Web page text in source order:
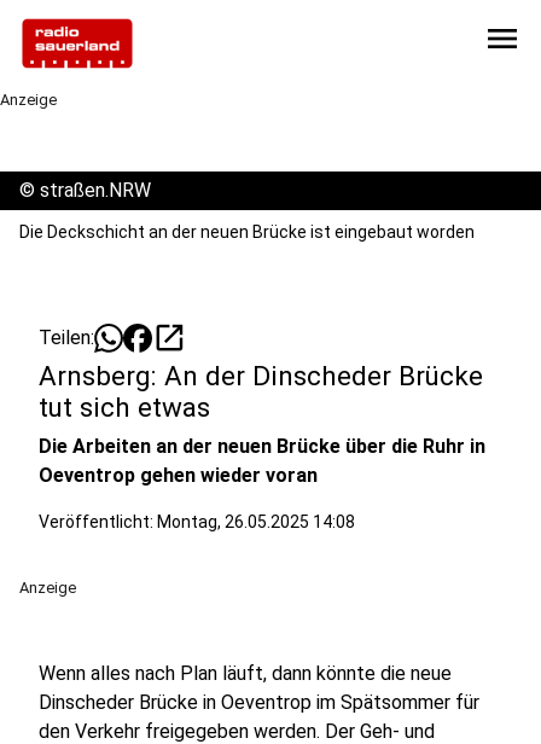
menu
Anzeige
© straßen.NRW
Die Deckschicht an der neuen Brücke ist eingebaut worden
Teilen: open_in_new
Arnsberg: An der Dinscheder Brücke
tut sich etwas
Die Arbeiten an der neuen Brücke über die Ruhr in
Oeventrop gehen wieder voran
Veröffentlicht: Montag, 26.05.2025 14:08
Anzeige
Wenn alles nach Plan läuft, dann könnte die neue
Dinscheder Brücke in Oeventrop im Spätsommer für
den Verkehr freigegeben werden. Der Geh- und